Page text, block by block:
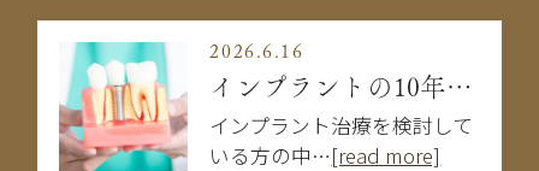
2026.6.16
インプラントの10年後はどうなる？長持ちする人・しない人の違い
インプラント治療を検討して
いる方の中…[read more]